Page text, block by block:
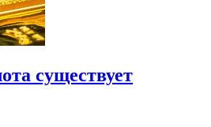
существует